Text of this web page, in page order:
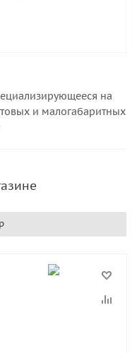
на
и малогабаритных